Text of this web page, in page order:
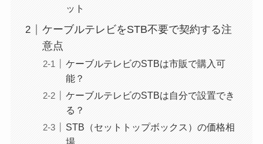
ット
ケーブルテレビをSTB不要で契約する注
意点
ケーブルテレビのSTBは市販で購入可
能？
ケーブルテレビのSTBは自分で設置でき
る？
STB（セットトップボックス）の価格相